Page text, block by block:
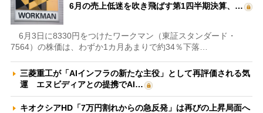
6月の売上低迷を吹き飛ばす第1四半期決算、…
6月3日に8330円をつけたワークマン（東証スタンダード・
7564）の株価は、わずか1カ月あまりで約34％下落…
三菱重工が「AIインフラの新たな主役」として再評価される気
運 エヌビディアとの提携でAI…
キオクシアHD「7万円割れからの急反発」は再びの上昇局面へ